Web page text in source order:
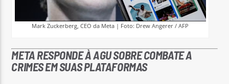
Mark Zuckerberg, CEO da Meta | Foto: Drew Angerer / AFP
META RESPONDE À AGU SOBRE COMBATE A
CRIMES EM SUAS PLATAFORMAS